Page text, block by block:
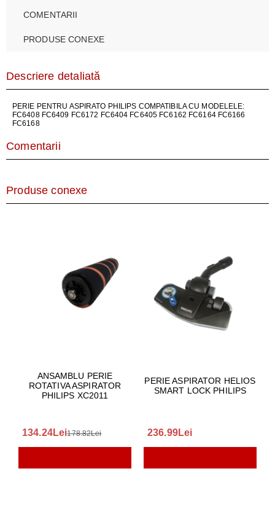
COMENTARII
PRODUSE CONEXE
Descriere detaliată
PERIE PENTRU ASPIRATO PHILIPS COMPATIBILA CU MODELELE:
FC6408 FC6409 FC6172 FC6404 FC6405 FC6162 FC6164 FC6166
FC6168
Comentarii
Produse conexe
ANSAMBLU PERIE
ROTATIVA ASPIRATOR
PHILIPS XC2011
134.24Lei178.82Lei
PERIE ASPIRATOR HELIOS
SMART LOCK PHILIPS
236.99Lei